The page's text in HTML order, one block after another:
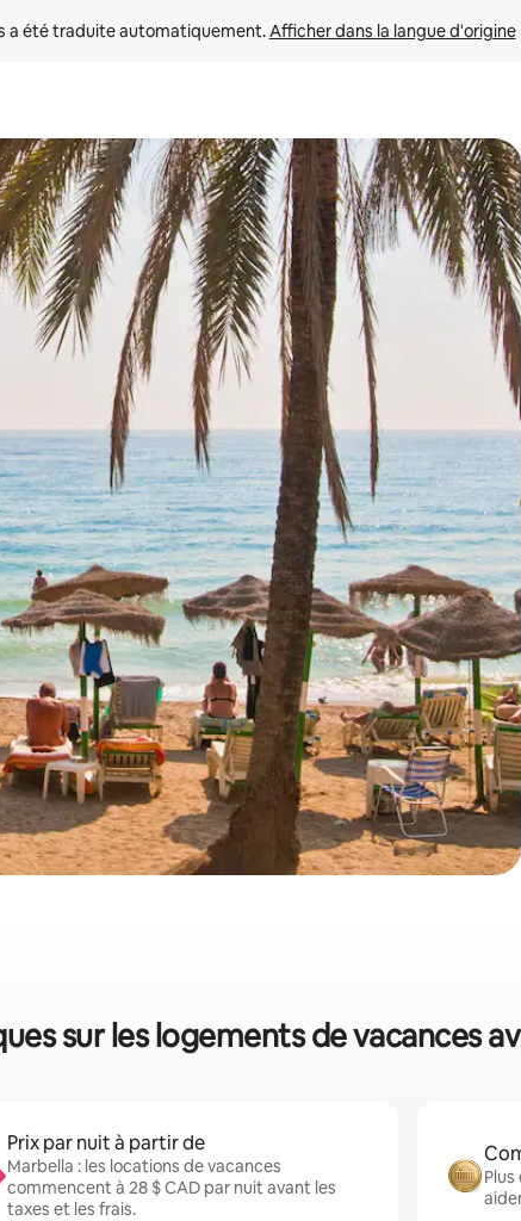
a été traduite automatiquement. Afficher dans la langue d'origine
vers le haut et vers le bas, ou en appuyant dessus et en les
sur les logements de vacances
Prix par nuit à partir de
Marbella : les locations de vacances
commencent à 28 $ CAD par nuit avant les
taxes et les frais.